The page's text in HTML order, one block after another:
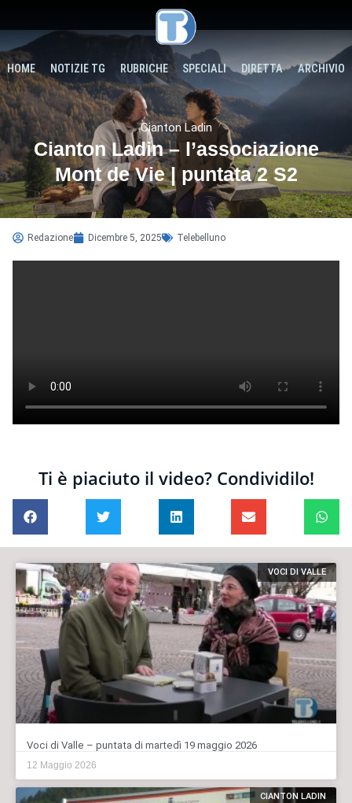
HOME NOTIZIE TG RUBRICHE SPECIALI DIRETTA ARCHIVIO
Cianton Ladin
Cianton Ladin – l’associazione
Mont de Vie | puntata 2 S2
Redazione Dicembre 5, 2025 Telebelluno
Ti è piaciuto il video? Condividilo!
VOCI DI VALLE
Voci di Valle – puntata di martedì 19 maggio 2026
12 Maggio 2026
CIANTON LADIN